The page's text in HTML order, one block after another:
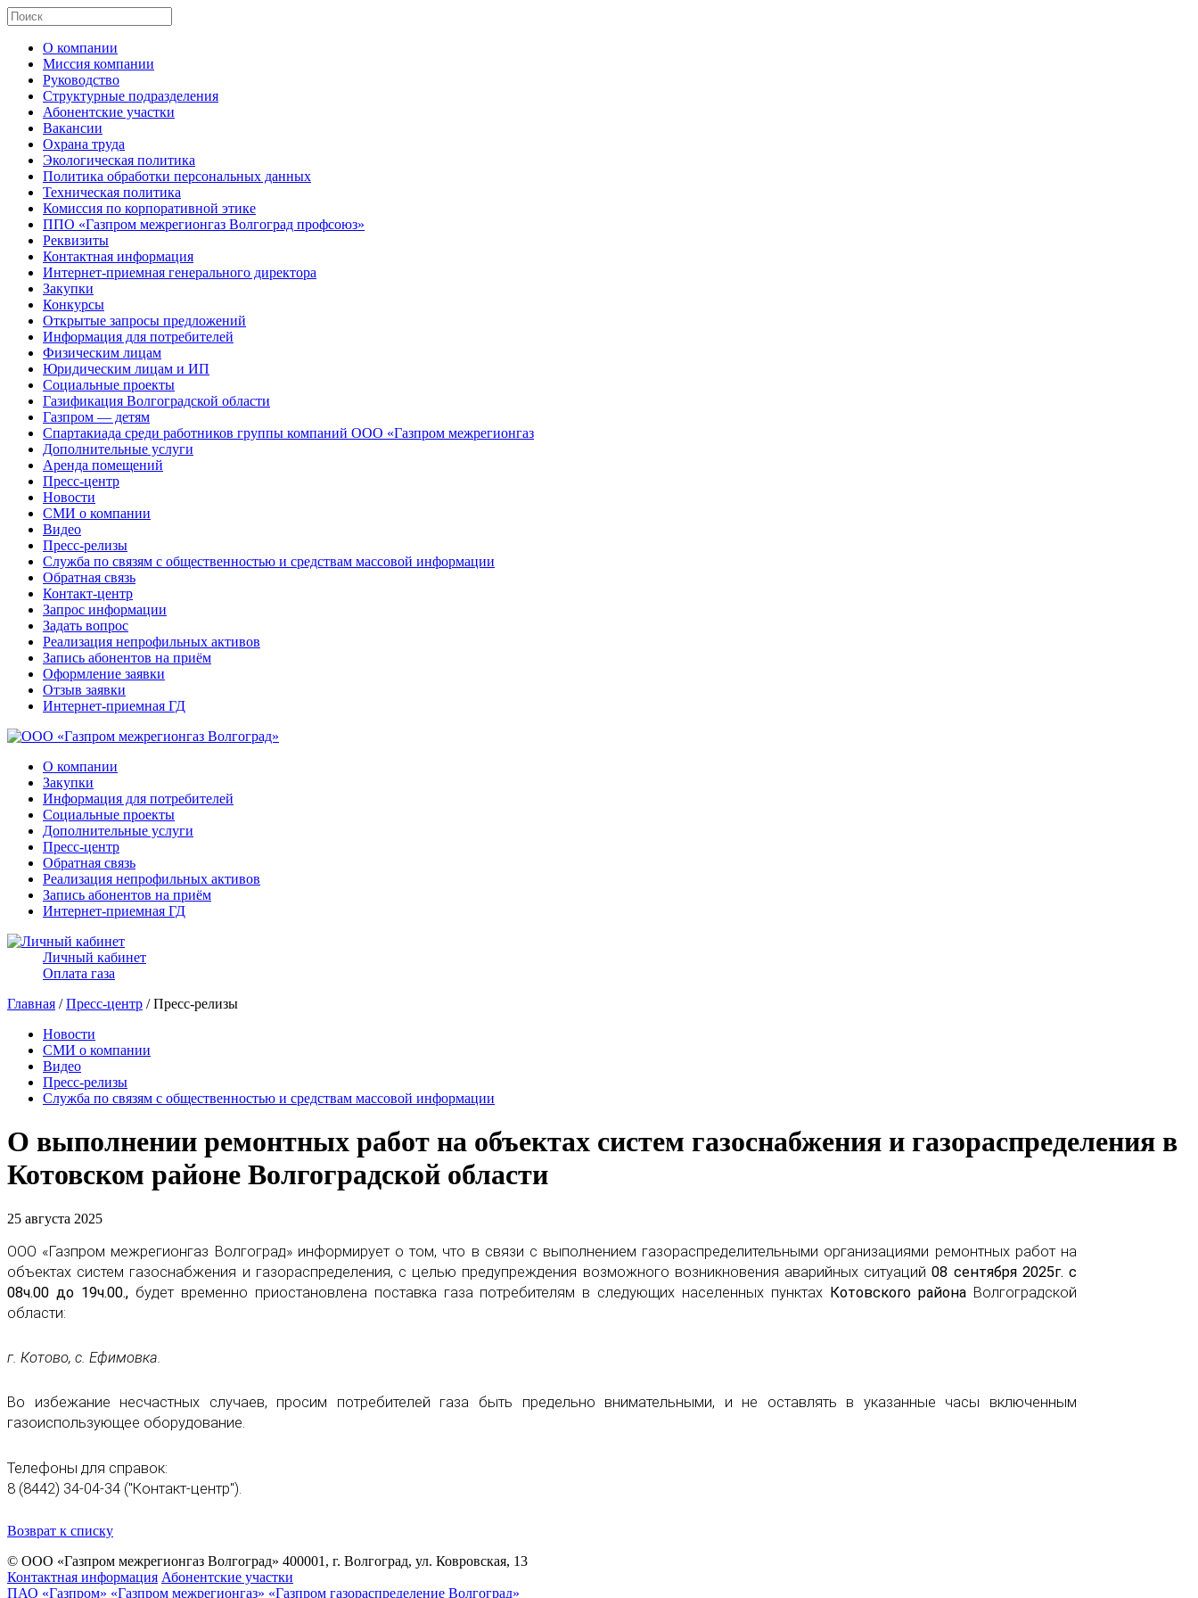
О компании
Миссия компании
Руководство
Структурные подразделения
Абонентские участки
Вакансии
Охрана труда
Экологическая политика
Политика обработки персональных данных
Техническая политика
Комиссия по корпоративной этике
ППО «Газпром межрегионгаз Волгоград профсоюз»
Реквизиты
Контактная информация
Интернет-приемная генерального директора
Закупки
Конкурсы
Открытые запросы предложений
Информация для потребителей
Физическим лицам
Юридическим лицам и ИП
Социальные проекты
Газификация Волгоградской области
Газпром — детям
Спартакиада среди работников группы компаний ООО «Газпром межрегионгаз
Дополнительные услуги
Аренда помещений
Пресс-центр
Новости
СМИ о компании
Видео
Пресс-релизы
Служба по связям с общественностью и средствам массовой информации
Обратная связь
Контакт-центр
Запрос информации
Задать вопрос
Реализация непрофильных активов
Запись абонентов на приём
Оформление заявки
Отзыв заявки
Интернет-приемная ГД
О компании
Закупки
Информация для потребителей
Социальные проекты
Дополнительные услуги
Пресс-центр
Обратная связь
Реализация непрофильных активов
Запись абонентов на приём
Интернет-приемная ГД
Личный кабинет
Оплата газа
Главная /Пресс-центр / Пресс-релизы
Новости
СМИ о компании
Видео
Пресс-релизы
Служба по связям с общественностью и средствам массовой информации
О выполнении ремонтных работ на объектах систем газоснабжения и газораспределения в
Котовском районе Волгоградской области
25 августа 2025
ООО «Газпром межрегионгаз Волгоград» информирует о том, что в связи с выполнением газораспределительными организациями ремонтных работ на
объектах систем газоснабжения и газораспределения, с целью предупреждения возможного возникновения аварийных ситуаций08 сентября 2025г. с
08ч.00 до 19ч.00.,будет временно приостановлена поставка газа потребителям в следующих населенных пунктах Котовского района Волгоградской
области:
г. Котово, с. Ефимовка.
Во избежание несчастных случаев, просим потребителей газа быть предельно внимательными, и не оставлять в указанные часы включенным
газоиспользующее оборудование.
Телефоны для справок:
8 (8442) 34-04-34 ("Контакт-центр").
Возврат к списку
© ООО «Газпром межрегионгаз Волгоград» 400001, г. Волгоград, ул. Ковровская, 13
Контактная информация Абонентские участки
ПАО «Газпром» «Газпром межрегионгаз» «Газпром газораспределение Волгоград»